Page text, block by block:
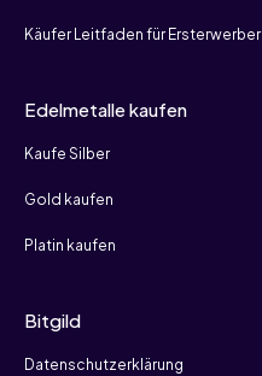
Käufer Leitfaden für Ersterwerber
Edelmetalle kaufen
Kaufe Silber
Gold kaufen
Platin kaufen
Bitgild
Datenschutzerklärung